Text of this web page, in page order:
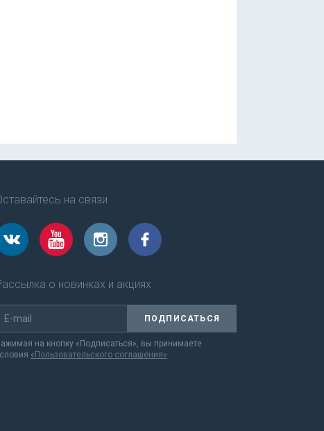
на связи
о новинках и акциях
ПОДПИСАТЬСЯ
на кнопку «Подписаться», вы принимаете
«Пользовательского соглашения»